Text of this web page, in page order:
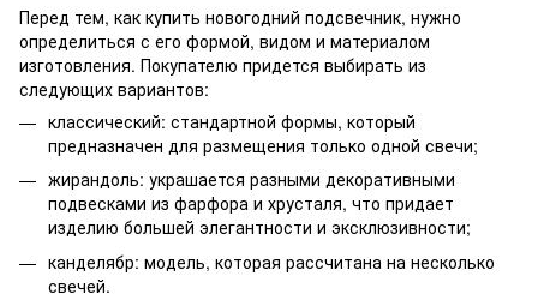
Перед тем, как купить новогодний подсвечник, нужно
определиться с его формой, видом и материалом
изготовления. Покупателю придется выбирать из
следующих вариантов:
классический: стандартной формы, который
предназначен для размещения только одной свечи;
жирандоль: украшается разными декоративными
подвесками из фарфора и хрусталя, что придает
изделию большей элегантности и эксклюзивности;
канделябр: модель, которая рассчитана на несколько
свечей.